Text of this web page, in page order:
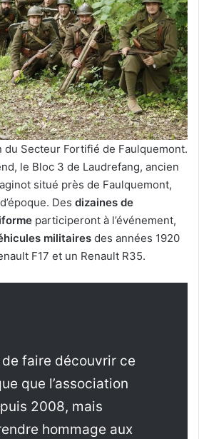
du Secteur Fortifié de Faulquemont.
le Bloc 3 de Laudrefang, ancien
situé près de Faulquemont,
Des dizaines de
participeront à l’événement,
militaires des années 1920
F17 et un Renault R35.
de faire découvrir ce
que l’association
2008, mais
hommage aux